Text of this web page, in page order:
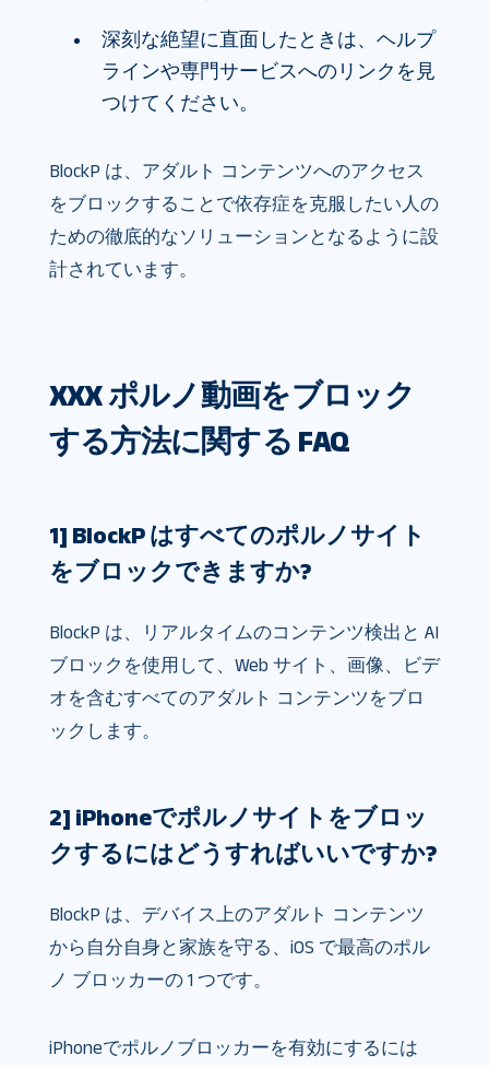
深刻な絶望に直面したときは、ヘルプ
ラインや専門サービスへのリンクを見
つけてください。
BlockP は、アダルト コンテンツへのアクセス
をブロックすることで依存症を克服したい人の
ための徹底的なソリューションとなるように設
計されています。
XXX ポルノ動画をブロック
する方法に関する FAQ
1] BlockP はすべてのポルノサイト
をブロックできますか?
BlockP は、リアルタイムのコンテンツ検出と AI
ブロックを使用して、Web サイト、画像、ビデ
オを含むすべてのアダルト コンテンツをブロ
ックします。
2] iPhoneでポルノサイトをブロッ
クするにはどうすればいいですか?
BlockP は、デバイス上のアダルト コンテンツ
から自分自身と家族を守る、iOS で最高のポル
ノ ブロッカーの 1 つです。
iPhoneでポルノブロッカーを有効にするには